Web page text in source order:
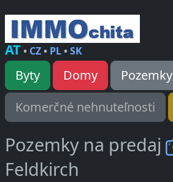
AT• CZ• PL•SK
Byty Domy
Pozemky
Komerčné nehnuteľnosti
Pozemky na predaj
Feldkirch